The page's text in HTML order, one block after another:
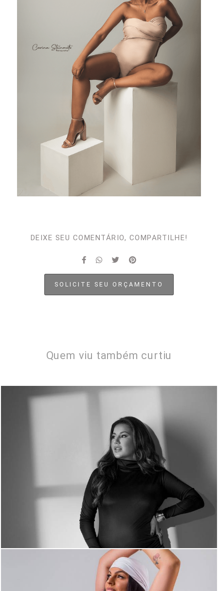
DEIXE SEU COMENTÁRIO, COMPARTILHE!
SOLICITE SEU ORÇAMENTO
Quem viu também curtiu
534